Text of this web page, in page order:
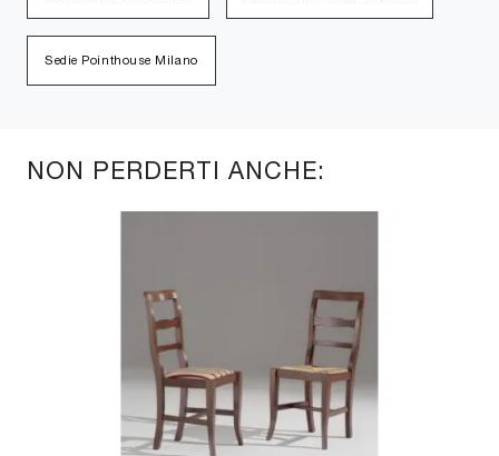
Sedie Pointhouse Milano
NON PERDERTI ANCHE: